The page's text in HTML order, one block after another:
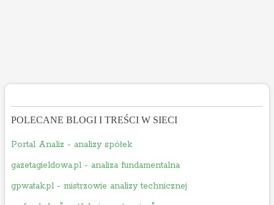
POLECANE BLOGI I TREŚCI W SIECI
Portal Analiz - analizy spółek
gazetagieldowa.pl - analiza fundamentalna
gpwatak.pl - mistrzowie analizy technicznej